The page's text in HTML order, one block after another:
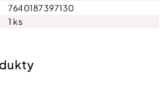
7640187397130
1 ks